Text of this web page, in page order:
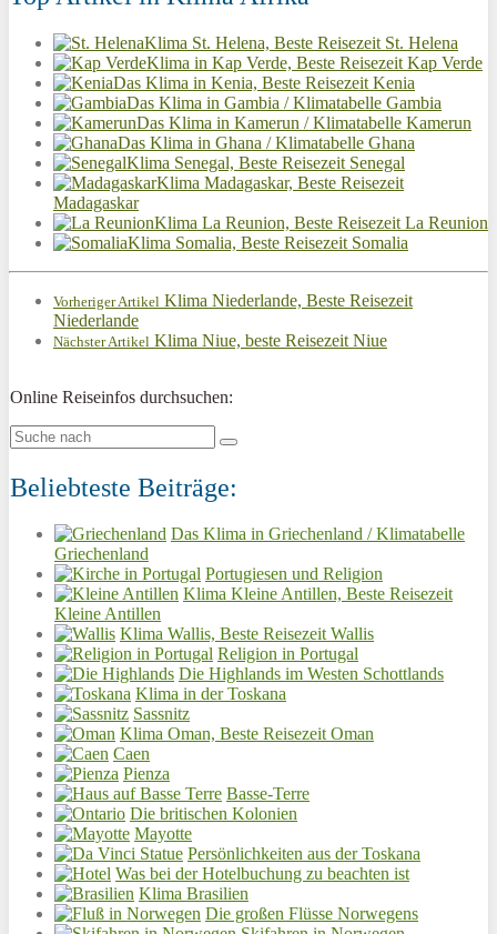
Klima St. Helena, Beste Reisezeit St. Helena
Klima in Kap Verde, Beste Reisezeit Kap Verde
Das Klima in Kenia, Beste Reisezeit Kenia
Das Klima in Gambia / Klimatabelle Gambia
Das Klima in Kamerun / Klimatabelle Kamerun
Das Klima in Ghana / Klimatabelle Ghana
Klima Senegal, Beste Reisezeit Senegal
Klima Madagaskar, Beste Reisezeit
Madagaskar
Klima La Reunion, Beste Reisezeit La Reunion
Klima Somalia, Beste Reisezeit Somalia
Vorheriger Artikel Klima Niederlande, Beste Reisezeit
Niederlande
Nächster Artikel Klima Niue, beste Reisezeit Niue
Online Reiseinfos durchsuchen:
Beliebteste Beiträge:
Das Klima in Griechenland / Klimatabelle
Griechenland
Portugiesen und Religion
Klima Kleine Antillen, Beste Reisezeit
Kleine Antillen
Klima Wallis, Beste Reisezeit Wallis
Religion in Portugal
Die Highlands im Westen Schottlands
Klima in der Toskana
Sassnitz
Klima Oman, Beste Reisezeit Oman
Caen
Pienza
Basse-Terre
Die britischen Kolonien
Mayotte
Persönlichkeiten aus der Toskana
Was bei der Hotelbuchung zu beachten ist
Klima Brasilien
Die großen Flüsse Norwegens